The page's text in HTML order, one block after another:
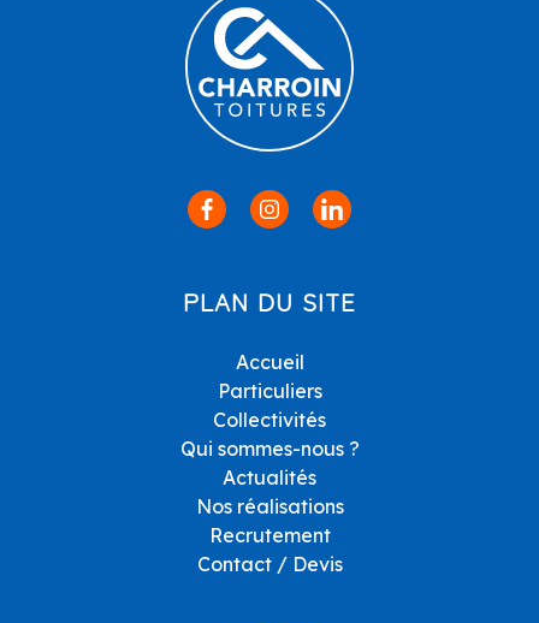
PLAN DU SITE
Accueil
Particuliers
Collectivités
Qui sommes-nous ?
Actualités
Nos réalisations
Recrutement
Contact / Devis